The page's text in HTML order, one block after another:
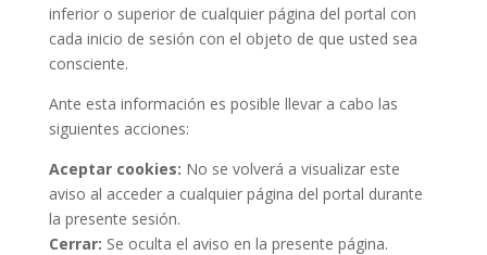
inferior o superior de cualquier página del portal con
cada inicio de sesión con el objeto de que usted sea
consciente.
Ante esta información es posible llevar a cabo las
siguientes acciones:
Aceptar cookies: No se volverá a visualizar este
aviso al acceder a cualquier página del portal durante
la presente sesión.
Cerrar: Se oculta el aviso en la presente página.